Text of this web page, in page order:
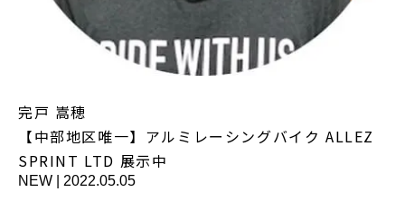
完戸 嵩穂
【中部地区唯一】アルミレーシングバイク ALLEZ
SPRINT LTD 展示中
NEW 2022.05.05